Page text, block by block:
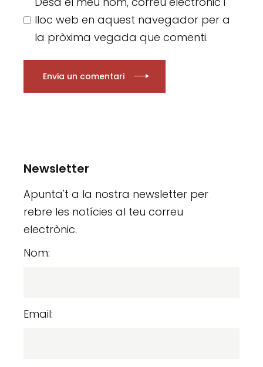
lloc web en aquest navegador per a
la pròxima vegada que comenti.
Envia un comentari
Newsletter
Apunta't a la nostra newsletter per
rebre les notícies al teu correu
electrònic.
Nom:
Email: